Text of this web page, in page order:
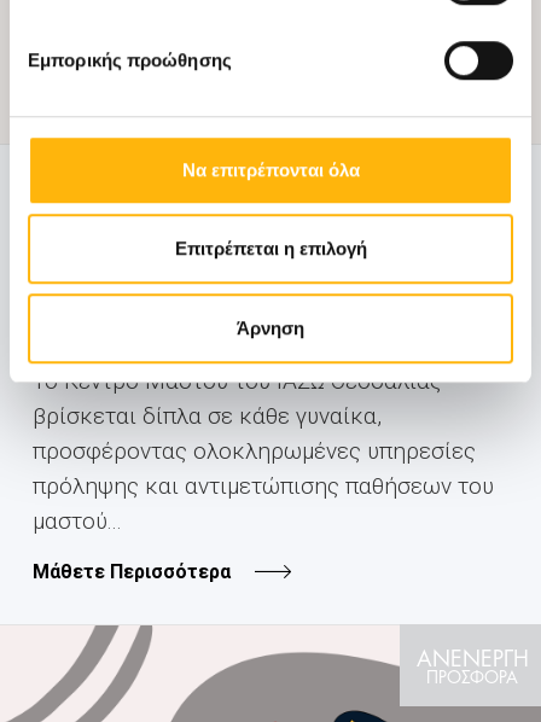
Εμπορικής προώθησης
Να επιτρέπονται όλα
Επιτρέπεται η επιλογή
Άρνηση
ΜΑΙΕΥΤΙΚΉ - ΓΥΝΑΙΚΟΛΟΓΙΚΉ
Κέντρο Μαστού ΙΑΣΩ Θεσσαλίας
Προνομιακά πακέτα εξετάσεων – Η
πρόληψη είναι η δύναμη κάθε γυναίκας
Το Κέντρο Μαστού του ΙΑΣΩ Θεσσαλίας
βρίσκεται δίπλα σε κάθε γυναίκα,
προσφέροντας ολοκληρωμένες υπηρεσίες
πρόληψης και αντιμετώπισης παθήσεων του
μαστού...
Μάθετε Περισσότερα
ΑΝΕΝΕΡΓΗ
ΠΡΟΣΦΟΡΑ